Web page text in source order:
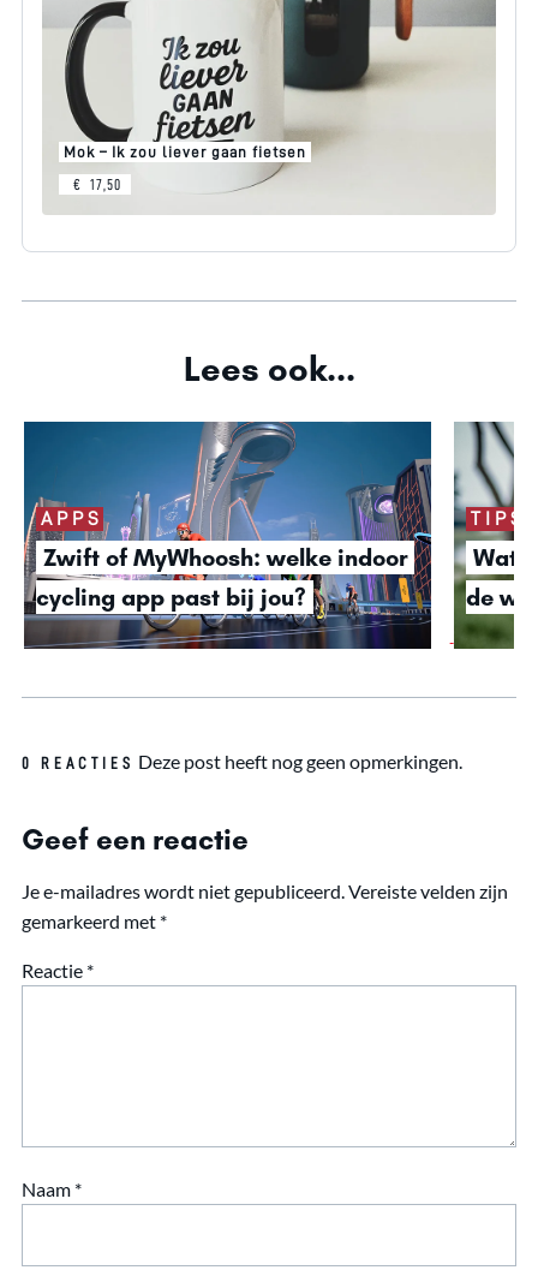
Mok – Ik zou liever gaan fietsen
€ 17,50
Lees ook...
APPS
Zwift of MyWhoosh: welke indoor
cycling app past bij jou?
TIPS
Wat
de
0 REACTIES Deze post heeft nog geen opmerkingen.
Geef een reactie
Je e-mailadres wordt niet gepubliceerd.Vereiste velden zijn
gemarkeerd met *
Reactie *
Naam *